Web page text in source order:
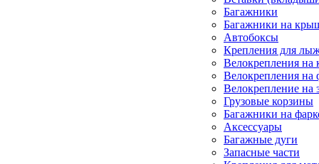
Багажники
Багажники на
Автобоксы
Крепления для
Велокрепления
Велокрепления на
Велокрепление на
Грузовые корзины
Багажники на
Аксессуары
Багажные дуги
Запасные части